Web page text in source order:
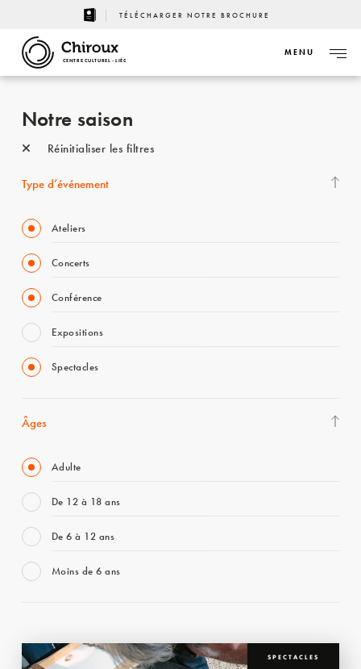
TÉLÉCHARGER NOTRE BROCHURE
CENTRE CULTUREL - LIÈGE
MENU
Notre saison
Réinitialiser les filtres
Type d’événement
Ateliers
Concerts
Conférence
Expositions
Spectacles
Âges
Adulte
De 12 à 18 ans
De 6 à 12 ans
Moins de 6 ans
SPECTACLES